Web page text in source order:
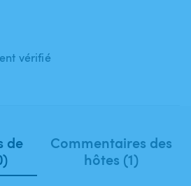
vérifié
de
Commentaires des
hôtes (1)